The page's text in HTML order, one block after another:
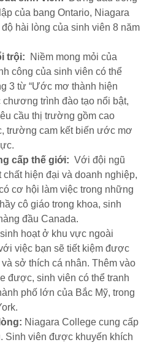
của bang Ontario, Niagara
hài lòng của sinh viên 8 năm
trội: Niềm mong mỏi của
công của sinh viên có thể
3 từ “Ước mơ thành hiện
trình đào tạo nổi bật,
cầu thị trường gồm cao
trường cam kết biến ước mơ
cấp thế giới: Với đội ngũ
hiện đại và doanh nghiệp,
cơ hội làm việc trong những
cô giáo trong khoa, sinh
đầu Canada.
hoạt ở khu vực ngoài
việc bạn sẽ tiết kiệm được
sở thích cá nhân. Thêm vào
được, sinh viên có thể tranh
phố lớn của Bắc Mỹ, trong
Niagara College cung cấp
Sinh viên được khuyến khích